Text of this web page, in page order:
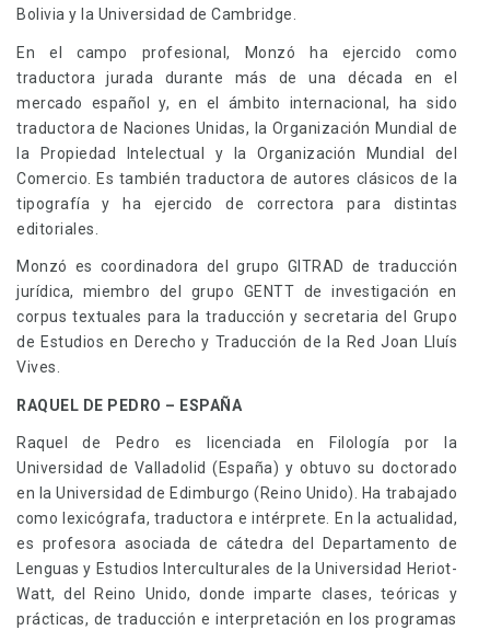
Bolivia y la Universidad de Cambridge.
En el campo profesional, Monzó ha ejercido como
traductora jurada durante más de una década en el
mercado español y, en el ámbito internacional, ha sido
traductora de Naciones Unidas, la Organización Mundial de
la Propiedad Intelectual y la Organización Mundial del
Comercio. Es también traductora de autores clásicos de la
tipografía y ha ejercido de correctora para distintas
editoriales.
Monzó es coordinadora del grupo GITRAD de traducción
jurídica, miembro del grupo GENTT de investigación en
corpus textuales para la traducción y secretaria del Grupo
de Estudios en Derecho y Traducción de la Red Joan Lluís
Vives.
RAQUEL DE PEDRO – ESPAÑA
Raquel de Pedro es licenciada en Filología por la
Universidad de Valladolid (España) y obtuvo su doctorado
en la Universidad de Edimburgo (Reino Unido). Ha trabajado
como lexicógrafa, traductora e intérprete. En la actualidad,
es profesora asociada de cátedra del Departamento de
Lenguas y Estudios Interculturales de la Universidad Heriot-
Watt, del Reino Unido, donde imparte clases, teóricas y
prácticas, de traducción e interpretación en los programas